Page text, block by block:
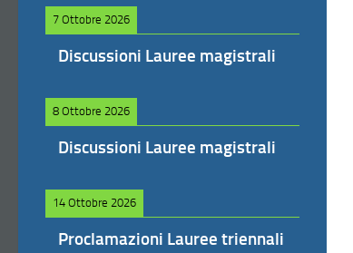
7 Ottobre 2026
Discussioni Lauree magistrali
8 Ottobre 2026
Discussioni Lauree magistrali
14 Ottobre 2026
Proclamazioni Lauree triennali